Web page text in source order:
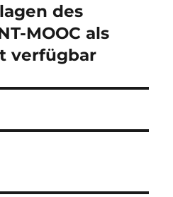
des
MOOC als
verfügbar